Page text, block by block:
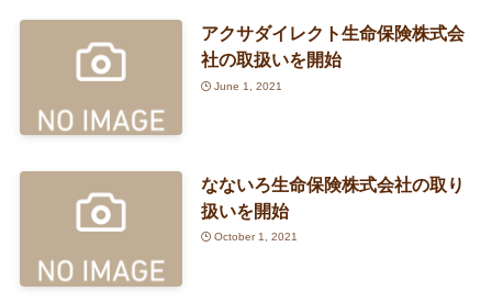
アクサダイレクト生命保険株式会
社の取扱いを開始
June 1, 2021
なないろ生命保険株式会社の取り
扱いを開始
October 1, 2021